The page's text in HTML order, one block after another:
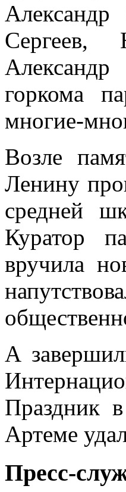
Сергеев,
горкома
многие-
Возле
Ленину
средней
Куратор
вручила
А
Праздник
Артеме
Пресс-